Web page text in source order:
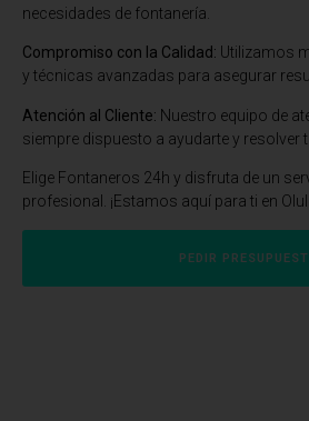
necesidades de fontanería.
Compromiso con la Calidad: Utilizamos
y técnicas avanzadas para asegurar
Atención al Cliente: Nuestro equipo de
siempre dispuesto a ayudarte y resolver
Elige Fontaneros 24h y disfruta de un
profesional. ¡Estamos aquí para ti en
PEDIR